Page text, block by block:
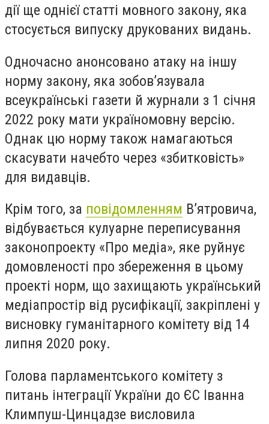
дії ще однієї статті мовного закону, яка
стосується випуску друкованих видань.
Одночасно анонсовано атаку на іншу
норму закону, яка зобов’язувала
всеукраїнські газети й журнали з 1 січня
2022 року мати україномовну версію.
Однак цю норму також намагаються
скасувати начебто через «збитковість»
для видавців.
Крім того, за повідомленням В’ятровича,
відбувається кулуарне переписування
законопроекту «Про медіа», яке руйнує
домовленості про збереження в цьому
проекті норм, що захищають український
медіапростір від русифікації, закріплені у
висновку гуманітарного комітету від 14
липня 2020 року.
Голова парламентського комітету з
питань інтеграції України до ЄС Іванна
Климпуш-Цинцадзе висловила